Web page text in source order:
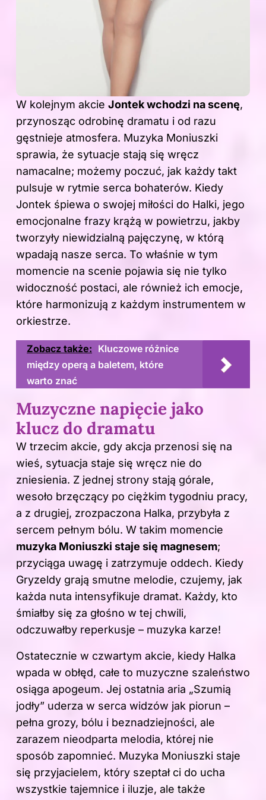
W kolejnym akcie Jontek wchodzi na scenę,
przynosząc odrobinę dramatu i od razu
gęstnieje atmosfera. Muzyka Moniuszki
sprawia, że sytuacje stają się wręcz
namacalne; możemy poczuć, jak każdy takt
pulsuje w rytmie serca bohaterów. Kiedy
Jontek śpiewa o swojej miłości do Halki, jego
emocjonalne frazy krążą w powietrzu, jakby
tworzyły niewidzialną pajęczynę, w którą
wpadają nasze serca. To właśnie w tym
momencie na scenie pojawia się nie tylko
widoczność postaci, ale również ich emocje,
które harmonizują z każdym instrumentem w
orkiestrze.
Zobacz także: Kluczowe różnice
między operą a baletem, które
warto znać
Muzyczne napięcie jako
klucz do dramatu
W trzecim akcie, gdy akcja przenosi się na
wieś, sytuacja staje się wręcz nie do
zniesienia. Z jednej strony stają górale,
wesoło brzęczący po ciężkim tygodniu pracy,
a z drugiej, zrozpaczona Halka, przybyła z
sercem pełnym bólu. W takim momencie
muzyka Moniuszki staje się magnesem;
przyciąga uwagę i zatrzymuje oddech. Kiedy
Gryzeldy grają smutne melodie, czujemy, jak
każda nuta intensyfikuje dramat. Każdy, kto
śmiałby się za głośno w tej chwili,
odczuwałby reperkusje – muzyka karze!
Ostatecznie w czwartym akcie, kiedy Halka
wpada w obłęd, całe to muzyczne szaleństwo
osiąga apogeum. Jej ostatnia aria „Szumią
jodły” uderza w serca widzów jak piorun –
pełna grozy, bólu i beznadziejności, ale
zarazem nieodparta melodia, której nie
sposób zapomnieć. Muzyka Moniuszki staje
się przyjacielem, który szeptał ci do ucha
wszystkie tajemnice i iluzje, ale także